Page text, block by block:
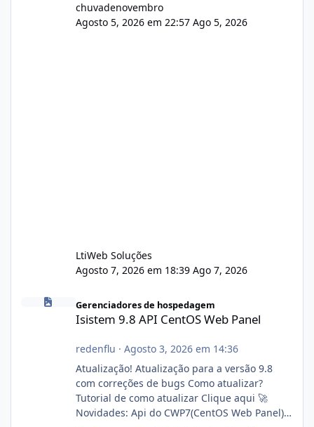
chuvadenovembro
Agosto 5, 2026 em 22:57 Ago 5, 2026
LtiWeb Soluções
Agosto 7, 2026 em 18:39 Ago 7, 2026
Gerenciadores de hospedagem
Isistem 9.8 API CentOS Web Panel
redenflu · Agosto 3, 2026 em 14:36
Atualização! Atualização para a versão 9.8
com correções de bugs Como atualizar?
Tutorial de como atualizar Clique aqui 🚀
Novidades: Api do CWP7(CentOS Web Panel)